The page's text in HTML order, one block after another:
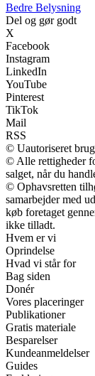
Bedre Belysning
Del og gør godt
X
Facebook
Instagram
LinkedIn
YouTube
Pinterest
TikTok
Mail
RSS
© Uautoriseret
© Alle rettigheder
salget, når du
© Ophavsretten
samarbejder med
køb foretaget
ikke tilladt.
Hvem er vi
Oprindelse
Hvad vi står for
Bag siden
Donér
Vores placeringer
Publikationer
Gratis materiale
Besparelser
Kundeanmeldelser
Guides